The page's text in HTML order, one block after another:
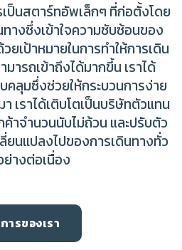
ป็นสตาร์ทอัพเล็กๆ ที่ก่อตั้งโดย
างซึ่งเข้าใจความซับซ้อนของ
ยเป้าหมายในการทำให้การเดิน
มารถเข้าถึงได้มากขึ้น เราได้
ลุมซึ่งช่วยให้กระบวนการง่าย
เราได้เติบโตเป็นบริษัทตัวแทน
าจำนวนนับไม่ถ้วน และปรับตัว
ยนแปลงไปของการเดินทางทั่ว
ย่างต่อเนื่อง
ารของเรา